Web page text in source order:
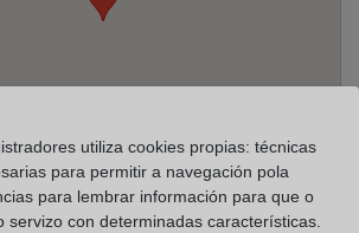
utiliza cookies propias: técnicas
para permitir a navegación pola
para lembrar información para que o
servizo con determinadas características.